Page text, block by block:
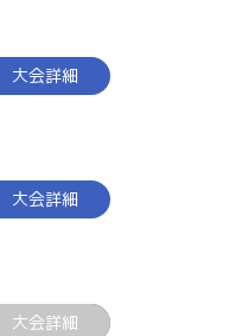
大会詳細
大会詳細
大会詳細